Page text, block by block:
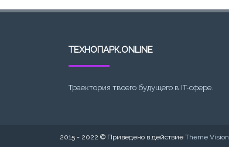
ТЕХНОПАРК.ONLINE
Траектория твоего будущего в IT-сфере.
2015 - 2022 © Приведено в действие Theme Vision